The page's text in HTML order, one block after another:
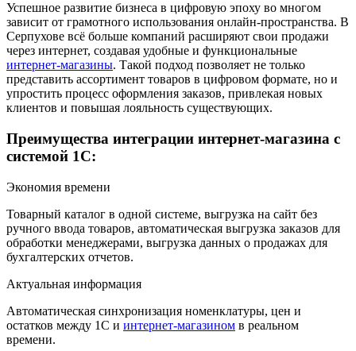
Успешное развитие бизнеса в цифровую эпоху во многом
зависит от грамотного использования онлайн-пространства. В
Серпухове всё больше компаний расширяют свои продажи
через интернет, создавая удобные и функциональные
интернет-магазины. Такой подход позволяет не только
представить ассортимент товаров в цифровом формате, но и
упростить процесс оформления заказов, привлекая новых
клиентов и повышая лояльность существующих.
Преимущества интеграции интернет-магазина с
системой 1С:
Экономия времени
Товарный каталог в одной системе, выгрузка на сайт без
ручного ввода товаров, автоматическая выгрузка заказов для
обработки менеджерами, выгрузка данных о продажах для
бухгалтерских отчетов.
Актуальная информация
Автоматическая синхронизация номенклатуры, цен и
остатков между 1С и интернет-магазином в реальном
времени.